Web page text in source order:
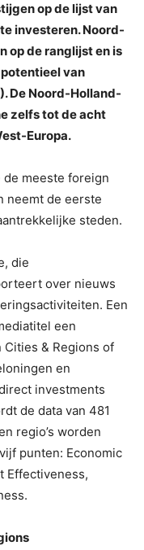
op de lijst van
investeren. Noord-
op de ranglijst en is
van
De Noord-Holland-
zelfs tot de acht
Europa.
meeste foreign
neemt de eerste
steden.
die
over nieuws
Een
een
Cities & Regions of
en
investments
de data van 481
regio’s worden
punten: Economic
Effectiveness,